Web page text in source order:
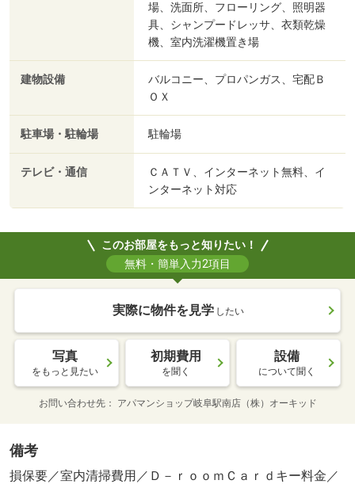
場、洗面所、フローリング、照明器
具、シャンプードレッサ、衣類乾燥
機、室内洗濯機置き場
建物設備
バルコニー、プロパンガス、宅配Ｂ
ＯＸ
駐車場・駐輪場 駐輪場
テレビ・通信
ＣＡＴＶ、インターネット無料、イ
ンターネット対応
このお部屋をもっと知りたい！
無料・簡単入力2項目
実際に物件を見学 したい
写真
をもっと見たい
初期費用
を聞く
設備
について聞く
お問い合わせ先 アパマンショップ岐阜駅南店（株）オーキッド
備考
損保要／室内清掃費用／Ｄ－ｒｏｏｍＣａｒｄキー料金／